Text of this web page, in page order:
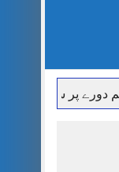
عرب روانہ